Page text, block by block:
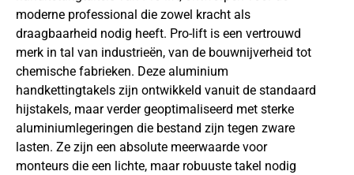
moderne professional die zowel kracht als
draagbaarheid nodig heeft. Pro-lift is een vertrouwd
merk in tal van industrieën, van de bouwnijverheid tot
chemische fabrieken. Deze aluminium
handkettingtakels zijn ontwikkeld vanuit de standaard
hijstakels, maar verder geoptimaliseerd met sterke
aluminiumlegeringen die bestand zijn tegen zware
lasten. Ze zijn een absolute meerwaarde voor
monteurs die een lichte, maar robuuste takel nodig